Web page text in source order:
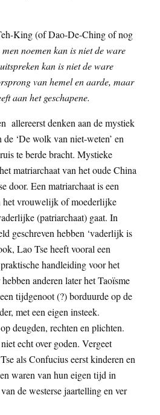
King (of Dao-De-Ching of nog
noemen kan is niet de ware
kan is niet de ware
van hemel en aarde, maar
aan het geschapene.
allereerst denken aan de mystiek
‘De wolk van niet-weten’ en
te berde bracht. Mystieke
matriarchaat van het oude China
door. Een matriarchaat is een
het vrouwelijk of moederlijke
(patriarchaat) gaat. In
geschreven hebben ‘vaderlijk is
Lao Tse heeft vooral een
handleiding voor het
anderen later het Taoïsme
tijdgenoot (?) borduurde op de
met een eigen insteek.
deugden, rechten en plichten.
echt over goden. Vergeet
als Confucius eerst kinderen en
waren van hun eigen tijd in
de westerse jaartelling en ver